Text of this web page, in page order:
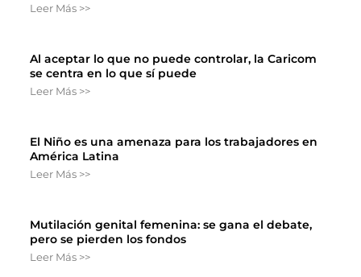
Leer Más >>
Al aceptar lo que no puede controlar, la Caricom
se centra en lo que sí puede
Leer Más >>
El Niño es una amenaza para los trabajadores en
América Latina
Leer Más >>
Mutilación genital femenina: se gana el debate,
pero se pierden los fondos
Leer Más >>